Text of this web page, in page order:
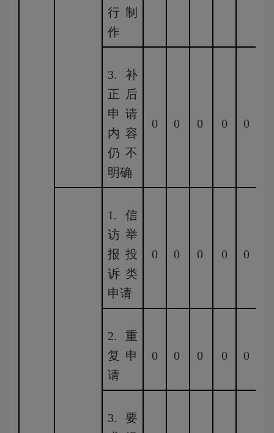
行制
作
3.补
正后
申请
内容
仍不
明确
0 0 0 0 0
1.信
访举
报投
诉类
申请
0 0 0 0 0
2.重
复申
请
0 0 0 0 0
3.要